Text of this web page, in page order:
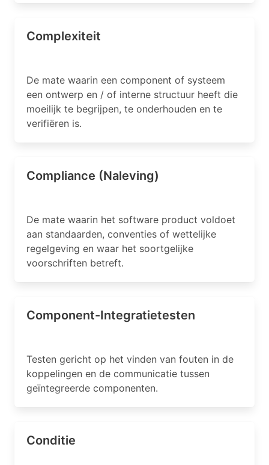
Complexiteit
De mate waarin een component of systeem
een ontwerp en / of interne structuur heeft die
moeilijk te begrijpen, te onderhouden en te
verifiëren is.
Compliance (Naleving)
De mate waarin het software product voldoet
aan standaarden, conventies of wettelijke
regelgeving en waar het soortgelijke
voorschriften betreft.
Component-Integratietesten
Testen gericht op het vinden van fouten in de
koppelingen en de communicatie tussen
geïntegreerde componenten.
Conditie